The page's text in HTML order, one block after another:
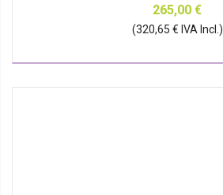
265,00 €
(320,65 € IVA Incl.)